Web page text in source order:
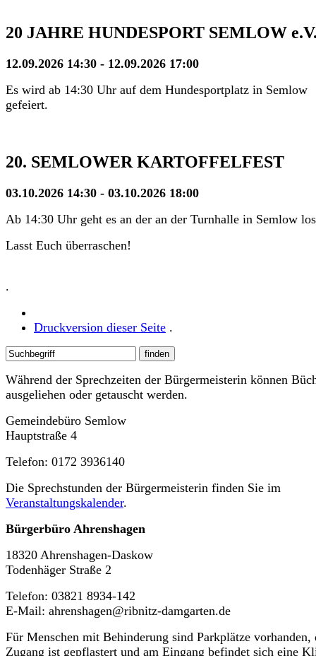
20 JAHRE HUNDESPORT SEMLOW
12.09.2026 14:30 - 12.09.2026 17:00
Es wird ab 14:30 Uhr auf dem Hundesportplatz in Semlow
gefeiert.
20. SEMLOWER KARTOFFELFEST
03.10.2026 14:30 - 03.10.2026 18:00
Ab 14:30 Uhr geht es an der an der Turnhalle in Semlow
Lasst Euch überraschen!
.
Druckversion dieser Seite .
Während der Sprechzeiten der Bürgermeisterin können
ausgeliehen oder getauscht werden.
Gemeindebüro Semlow
Hauptstraße 4
Telefon: 0172 3936140
Die Sprechstunden der Bürgermeisterin finden Sie im
Veranstaltungskalender.
Bürgerbüro Ahrenshagen
18320 Ahrenshagen-Daskow
Todenhäger Straße 2
Telefon: 03821 8934-142
E-Mail: ahrenshagen@ribnitz-damgarten.de
Für Menschen mit Behinderung sind Parkplätze vorhanden,
Zugang ist gepflastert und am Eingang befindet sich eine